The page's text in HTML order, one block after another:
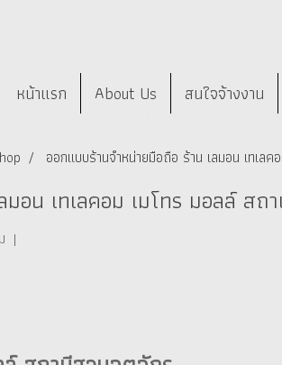
หน้าแรก About Us สนใจจ้างงาน
ออกแบบร้านจำหน่ายมือถือ ร้าน เลมอน เทเล
อน เทเลคอม เมโทร มอลล์ สถ
|